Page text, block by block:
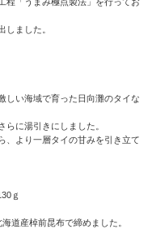
しました。
しい海域で育った日向灘のタイな
に湯引きにしました。
、より一層タイの甘みを引き立て
ｇ
道産棹前昆布で締めました。